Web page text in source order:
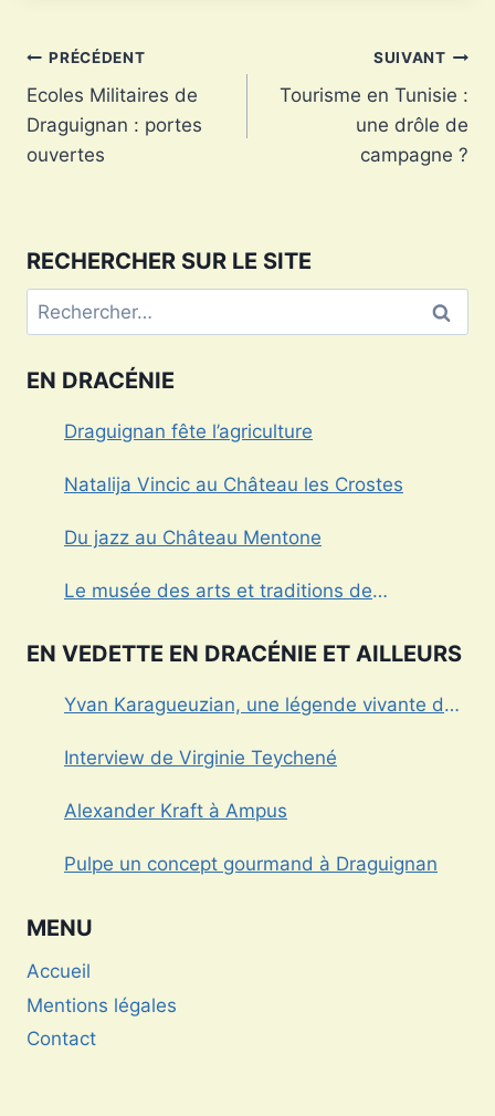
Navigation
de
l’article
PRÉCÉDENT
Ecoles Militaires de
Draguignan : portes
ouvertes
SUIVANT
Tourisme en Tunisie :
une drôle de
campagne ?
RECHERCHER SUR LE SITE
Rechercher :
EN DRACÉNIE
Draguignan fête l’agriculture
Natalija Vincic au Château les Crostes
Du jazz au Château Mentone
Le musée des arts et traditions de
EN VEDETTE EN DRACÉNIE ET AILLEURS
Yvan Karagueuzian, une légende vivante de
Interview de Virginie Teychené
Alexander Kraft à Ampus
Pulpe un concept gourmand à Draguignan
MENU
Accueil
Mentions légales
Contact